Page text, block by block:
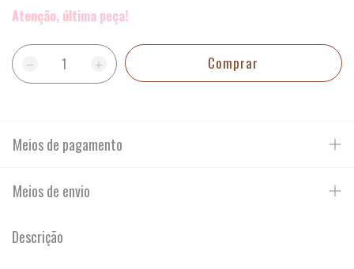
Atenção, última peça!
Meios de pagamento
Meios de envio
Descrição